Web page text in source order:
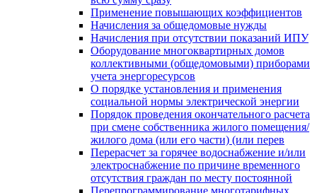
Применение повышающих коэффициентов
Начисления за общедомовые нужды
Начисления при отсутствии показаний ИПУ
Оборудование многоквартирных домов
коллективными (общедомовыми) приборами
учета энергоресурсов
О порядке установления и применения
социальной нормы электрической энергии
Порядок проведения окончательного расчета
при смене собственника жилого помещения/
жилого дома (или его части) (или перев
Перерасчет за горячее водоснабжение и/или
электроснабжение по причине временного
отсутствия граждан по месту постоянной